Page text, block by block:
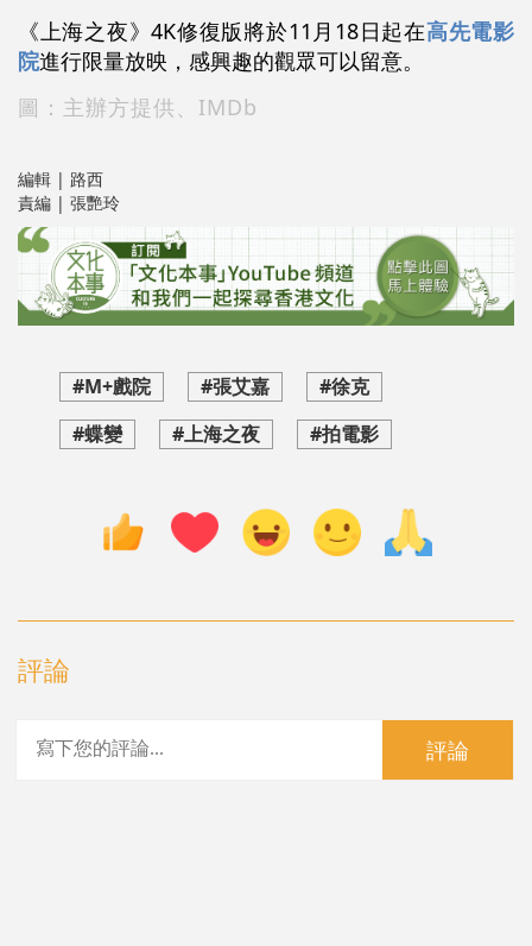
《上海之夜》4K修復版將於11月18日起在高先電影
院進行限量放映，感興趣的觀眾可以留意。
圖：主辦方提供、IMDb
編輯 | 路西
責編 | 張艷玲
#M+戲院 #張艾嘉
#徐克
#蝶變
#上海之夜 #拍電影
評論
評論